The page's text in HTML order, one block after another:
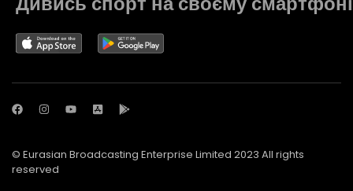
© Eurasian Broadcasting Enterprise Limited 2023 All rights
reserved